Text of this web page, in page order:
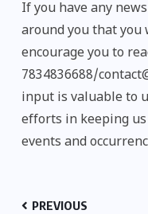
If you have any
around you that you
encourage you to
7834836688/
input is valuable to
efforts in keeping
events and
PREVIOUS